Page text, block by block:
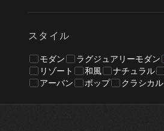
スタイル
モダン ラグジュアリーモダン
リゾート
和風 ナチュラル
アーバン
ポップ クラシカル